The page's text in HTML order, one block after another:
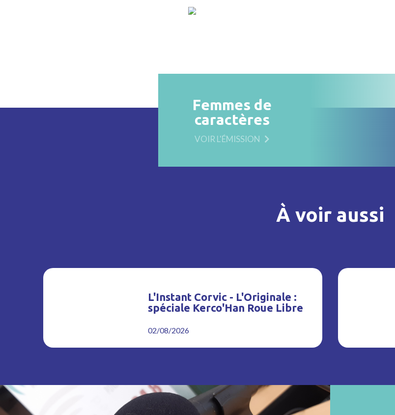
Femmes de
caractères
VOIR L'ÉMISSION
À voir aussi
L'Instant Corvic - L'Originale :
spéciale Kerco'Han Roue Libre
02/08/2026